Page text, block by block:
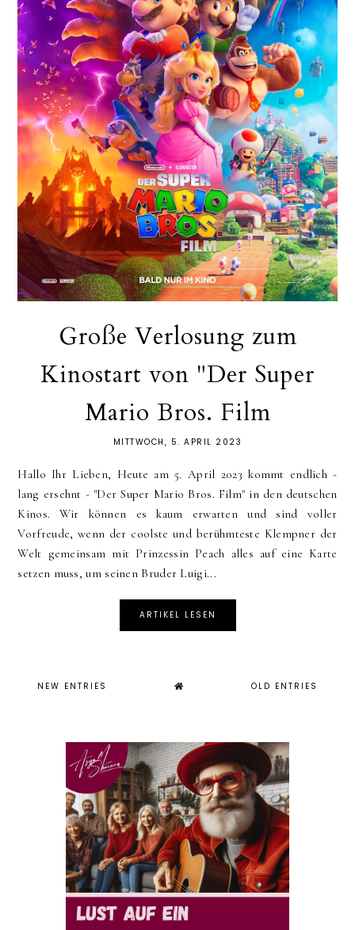
Große Verlosung zum
Kinostart von "Der Super
Mario Bros. Film
MITTWOCH, 5. APRIL 2023
Hallo Ihr Lieben, Heute am 5. April 2023 kommt endlich -
lang ersehnt - "Der Super Mario Bros. Film" in den deutschen
Kinos. Wir können es kaum erwarten und sind voller
Vorfreude, wenn der coolste und berühmteste Klempner der
Welt gemeinsam mit Prinzessin Peach alles auf eine Karte
setzen muss, um seinen Bruder Luigi...
ARTIKEL LESEN
NEW ENTRIES OLD ENTRIES